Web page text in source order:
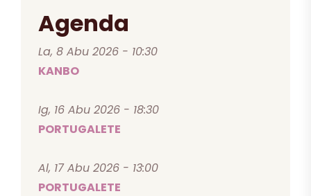
Agenda
La, 8 Abu 2026 - 10:30
KANBO
Ig, 16 Abu 2026 - 18:30
PORTUGALETE
Al, 17 Abu 2026 - 13:00
PORTUGALETE